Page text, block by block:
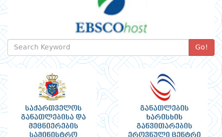
Go!